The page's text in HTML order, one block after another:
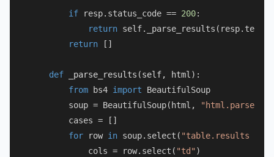
if resp.status_code == 200:
return self._parse_results(resp.text)
return []
def _parse_results (self, html):
from bs4 import BeautifulSoup
        soup = BeautifulSoup(html,
"html.parser"
        cases = []
for row in soup.select( "table.results tr"
            cols = row.select(
"td" )